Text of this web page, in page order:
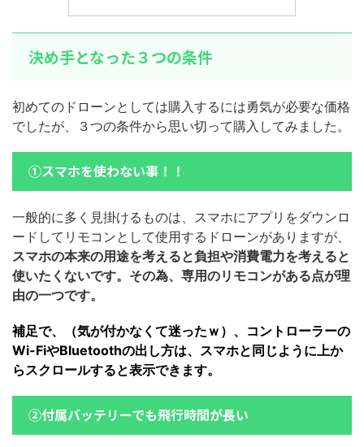
決め手となった３つの条件
初めてのドローンとしては購入するには勇気が必要な価格
でしたが、３つの条件から思い切って購入してみました。
①スマホを使わない事！！
一般的に多く見掛けるものは、スマホにアプリをダウンロ
ードしてリモコンとして使用するドローンがありますが、
スマホの本来の用途を考えると負担や消費電力を考えると
使いたくないです。その為、専用のリモコンがある点が理
由の一つです。
補足で、（気が付かなくて迷ったｗ）、コントローラーの
Wi-FiやBluetoothの出し方は、スマホと同じように上か
らスクロールすると表示できます。
②付属バッテリーでも飛行時間が長い